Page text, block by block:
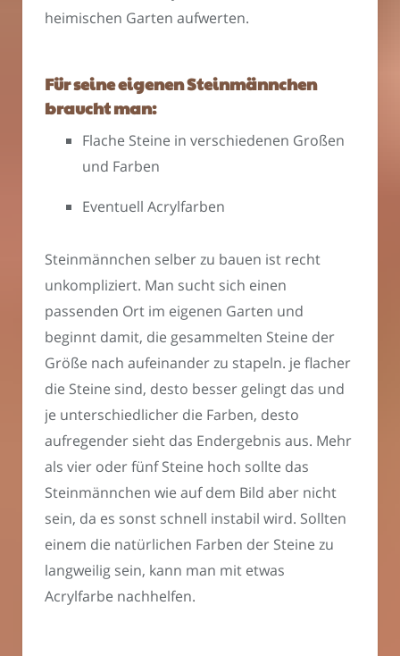
heimischen Garten aufwerten.
Für seine eigenen Steinmännchen
braucht man:
Flache Steine in verschiedenen Großen
und Farben
Eventuell Acrylfarben
Steinmännchen selber zu bauen ist recht
unkompliziert. Man sucht sich einen
passenden Ort im eigenen Garten und
beginnt damit, die gesammelten Steine der
Größe nach aufeinander zu stapeln. je flacher
die Steine sind, desto besser gelingt das und
je unterschiedlicher die Farben, desto
aufregender sieht das Endergebnis aus. Mehr
als vier oder fünf Steine hoch sollte das
Steinmännchen wie auf dem Bild aber nicht
sein, da es sonst schnell instabil wird. Sollten
einem die natürlichen Farben der Steine zu
langweilig sein, kann man mit etwas
Acrylfarbe nachhelfen.